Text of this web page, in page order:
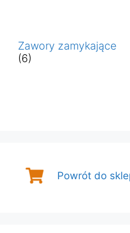
Zawory zamykające
(6)
Powrót do